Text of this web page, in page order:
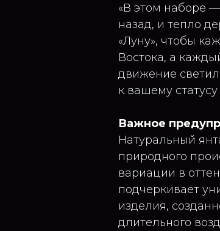
«В этом наборе
назад, и тепло
«Луну», чтобы
Востока, а
движение
к вашему статусу
Важное
Натуральный
природного
вариации в
подчеркивает
изделия,
длительного